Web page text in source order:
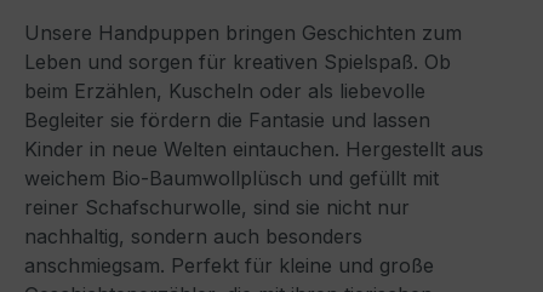
Unsere Handpuppen bringen Geschichten zum
Leben und sorgen für kreativen Spielspaß. Ob
beim Erzählen, Kuscheln oder als liebevolle
Begleiter sie fördern die Fantasie und lassen
Kinder in neue Welten eintauchen. Hergestellt aus
weichem Bio-Baumwollplüsch und gefüllt mit
reiner Schafschurwolle, sind sie nicht nur
nachhaltig, sondern auch besonders
anschmiegsam. Perfekt für kleine und große